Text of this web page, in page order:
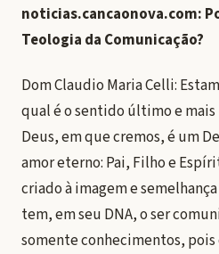
noticias.cancaonova.com:
Teologia da Comunicação?
Dom Claudio Maria Celli:
qual é o sentido último e
Deus, em que cremos, é um
amor eterno: Pai, Filho e
criado à imagem e
tem, em seu DNA, o ser
somente conhecimentos,